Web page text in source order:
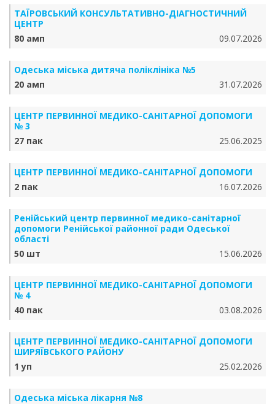
ТАЇРОВСЬКИЙ КОНСУЛЬТАТИВНО-ДІАГНОСТИЧНИЙ
ЦЕНТР
80 амп
09.07.2026
Одеська міська дитяча поліклініка №5
20 амп
31.07.2026
ЦЕНТР ПЕРВИННОЇ МЕДИКО-САНІТАРНОЇ ДОПОМОГИ
№ 3
27 пак
25.06.2025
ЦЕНТР ПЕРВИННОЇ МЕДИКО-САНІТАРНОЇ ДОПОМОГИ
2 пак
16.07.2026
Ренійський центр первинної медико-санітарної
допомоги Ренійської районної ради Одеської
області
50 шт
15.06.2026
ЦЕНТР ПЕРВИННОЇ МЕДИКО-САНІТАРНОЇ ДОПОМОГИ
№ 4
40 пак
03.08.2026
ЦЕНТР ПЕРВИННОЇ МЕДИКО-САНІТАРНОЇ ДОПОМОГИ
ШИРЯЇВСЬКОГО РАЙОНУ
1 уп
25.02.2026
Одеська міська лікарня №8